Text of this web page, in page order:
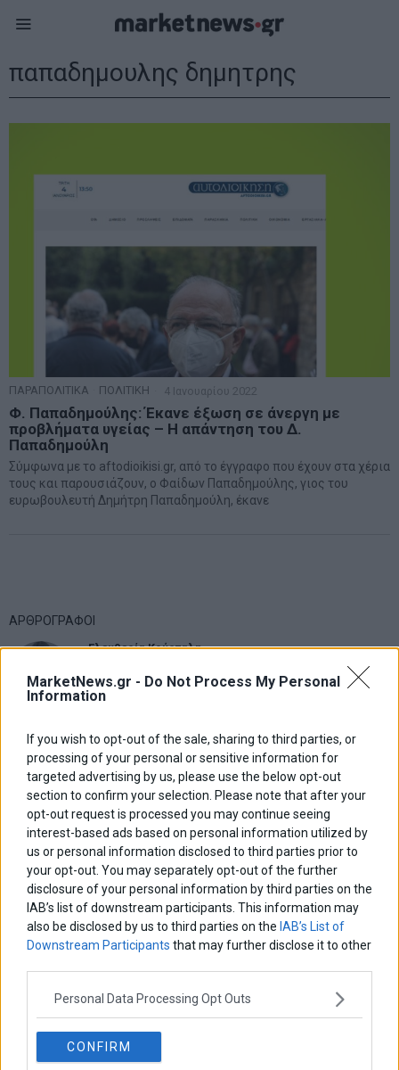
MarketNews.gr - Do Not Process My Personal
Information
If you wish to opt-out of the sale, sharing to third parties, or
processing of your personal or sensitive information for
targeted advertising by us, please use the below opt-out
section to confirm your selection. Please note that after your
opt-out request is processed you may continue seeing
interest-based ads based on personal information utilized by
us or personal information disclosed to third parties prior to
your opt-out. You may separately opt-out of the further
disclosure of your personal information by third parties on the
IAB’s list of downstream participants. This information may
also be disclosed by us to third parties on the IAB’s List of
Downstream Participants that may further disclose it to other
Personal Data Processing Opt Outs
CONFIRM
παπαδημουλης δημητρης
ΠΑΡΑΠΟΛΙΤΙΚΑ ΠΟΛΙΤΙΚΗ 4 Ιανουαρίου 2022
Φ. Παπαδημούλης: Έκανε έξωση σε άνεργη με
προβλήματα υγείας – Η απάντηση του Δ.
Παπαδημούλη
Σύμφωνα με το aftodioikisi.gr, από το έγγραφο που έχουν στα χέρια
τους και παρουσιάζουν, ο Φαίδων Παπαδημούλης, γιος του
ευρωβουλευτή Δημήτρη Παπαδημούλη, έκανε
ΑΡΘΡΟΓΡΑΦΟΙ
Ελευθερία Κούρταλη
Η αληθινή παιδεία ξεκινά από την ψυχή…
Σταματίνα Σταματάκου
Η βία κατά των ζώων δεν αντέχει βολικές ερμηνείες
Δημήτρης Καμπουράκης
Από την αποθέωση στην καταγγελία: Η Ελλάδα πάντα
ψάχνει τον επόμενο Μεσσία
MIT Sloan: Οι AI-driven επιχειρήσεις διαμορφώνουν το νέο
μοντέλο επιχειρηματικότητας
Θανάσης Κρητικός